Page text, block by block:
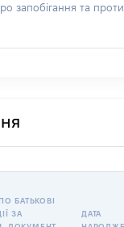
запобігання та
БАТЬКОВІ
ЗА
ДАТА